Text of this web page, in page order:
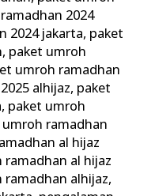
2024
2024 jakarta, paket
, paket umroh
umroh ramadhan
alhijaz, paket
, paket umroh
ramadhan
al hijaz
al hijaz
ramadhan alhijaz,